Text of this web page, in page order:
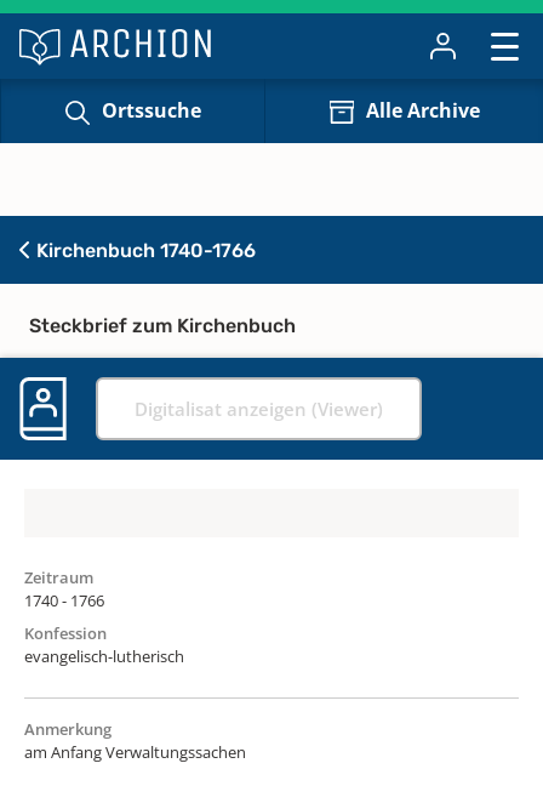
Ortssuche Alle Archive
Kirchenbuch 1740-1766
Steckbrief zum Kirchenbuch
Digitalisat anzeigen (Viewer)
Zeitraum
1740 - 1766
Konfession
evangelisch-lutherisch
Anmerkung
am Anfang Verwaltungssachen